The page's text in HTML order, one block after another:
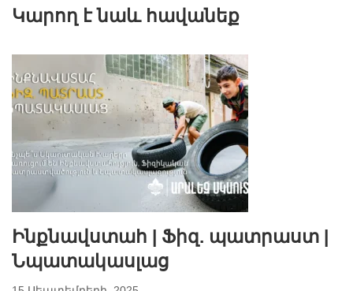
Կարող է նաև հավանեք
Ինքնավստահ | Ֆիզ. պատրաստ |
Նպատակասլաց